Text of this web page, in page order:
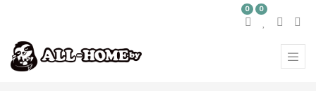
0 0